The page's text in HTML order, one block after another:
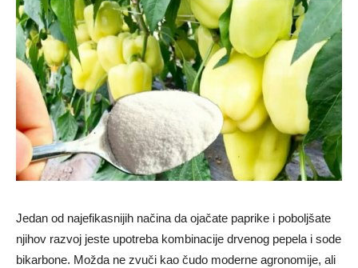
Jedan od najefikasnijih načina da ojačate paprike i poboljšate
njihov razvoj jeste upotreba kombinacije drvenog pepela i sode
bikarbone. Možda ne zvuči kao čudo moderne agronomije, ali